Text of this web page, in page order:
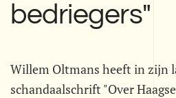
bedriegers"
Willem Oltmans heeft in zijn
schandaalschrift "Over